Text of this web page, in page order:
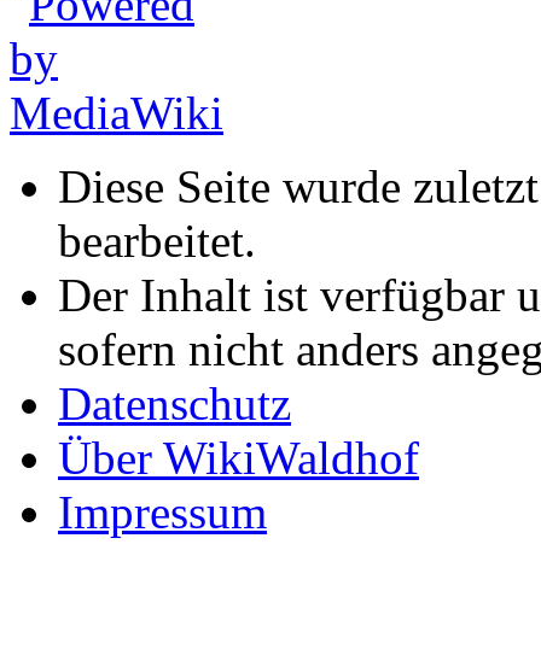
Diese Seite wurde
bearbeitet.
Der Inhalt ist verfügbar
sofern nicht anders
Datenschutz
Über WikiWaldhof
Impressum